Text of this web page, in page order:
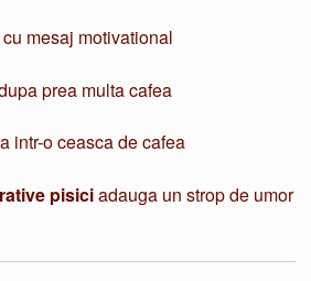
mesaj motivational
prea multa cafea
intr-o ceasca de cafea
pisiciadauga un strop de umor